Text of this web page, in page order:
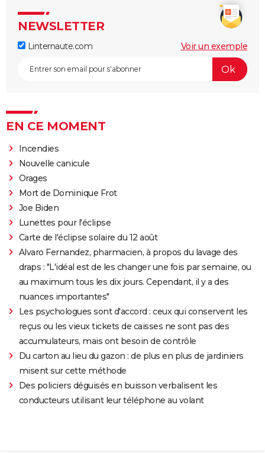
NEWSLETTER
Linternaute.com Voir un exemple
EN CE MOMENT
Incendies
Nouvelle canicule
Orages
Mort de Dominique Frot
Joe Biden
Lunettes pour l'éclipse
Carte de l'éclipse solaire du 12 août
Alvaro Fernandez, pharmacien, à propos du lavage des
draps : "L'idéal est de les changer une fois par semaine, ou
au maximum tous les dix jours. Cependant, il y a des
nuances importantes"
Les psychologues sont d'accord : ceux qui conservent les
reçus ou les vieux tickets de caisses ne sont pas des
accumulateurs, mais ont besoin de contrôle
Du carton au lieu du gazon : de plus en plus de jardiniers
misent sur cette méthode
Des policiers déguisés en buisson verbalisent les
conducteurs utilisant leur téléphone au volant